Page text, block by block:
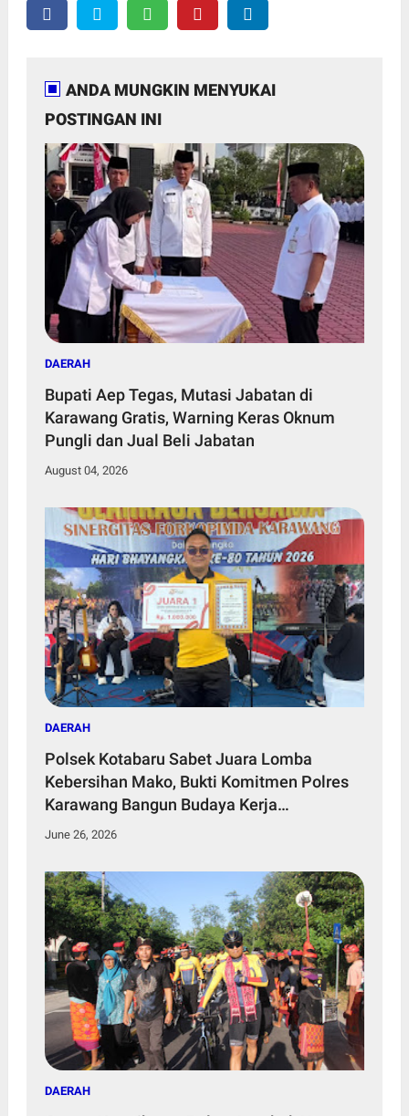
ANDA MUNGKIN MENYUKAI
POSTINGAN INI
DAERAH
Bupati Aep Tegas, Mutasi Jabatan di
Karawang Gratis, Warning Keras Oknum
Pungli dan Jual Beli Jabatan
August 04, 2026
DAERAH
Polsek Kotabaru Sabet Juara Lomba
Kebersihan Mako, Bukti Komitmen Polres
Karawang Bangun Budaya Kerja
Profesional
June 26, 2026
DAERAH